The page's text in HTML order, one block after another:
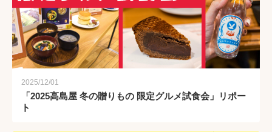
2025/12/01
「2025高島屋 冬の贈りもの 限定グルメ試食会」リポー
ト